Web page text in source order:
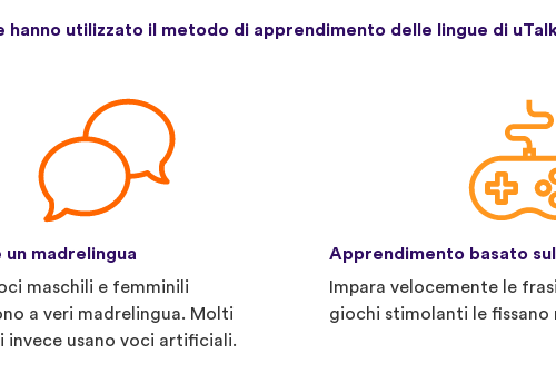
utilizzato il metodo di apprendimento delle lingue di
un madrelingua
maschili e femminili
a veri madrelingua. Molti
invece usano voci artificiali.
Apprendimento basato
Impara velocemente le
giochi stimolanti le fissano